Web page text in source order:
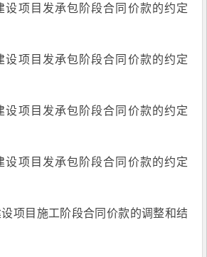
设项目发承包阶段合同价款的约定
设项目发承包阶段合同价款的约定
设项目发承包阶段合同价款的约定
设项目发承包阶段合同价款的约定
项目施工阶段合同价款的调整和结